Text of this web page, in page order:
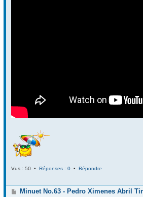
Vus : 50 • Réponses : 0 • Répondre
MMinuet No.63 - Pedro Ximenes Abril